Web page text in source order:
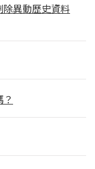
異動歷史資料